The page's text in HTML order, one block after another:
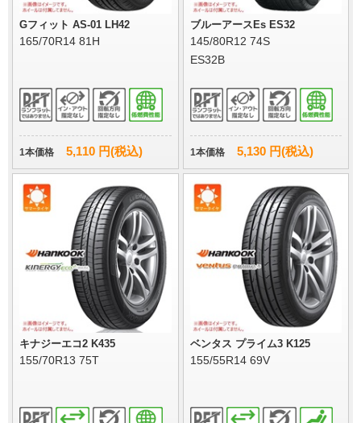
Gフィット AS-01 LH42
165/70R14 81H
1本価格 5,110 円(税込)
ブルーアースEs ES32
145/80R12 74S
ES32B
1本価格 5,130 円(税込)
キナジーエコ2 K435
155/70R13 75T
ベンタス プライム3 K125
155/55R14 69V